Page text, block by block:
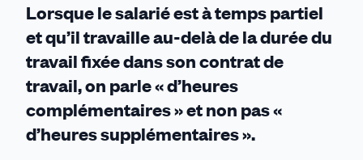
Lorsque le salarié est à temps partiel
et qu’il travaille au-delà de la durée du
travail fixée dans son contrat de
travail, on parle « d’heures
complémentaires » et non pas «
d’heures supplémentaires ».